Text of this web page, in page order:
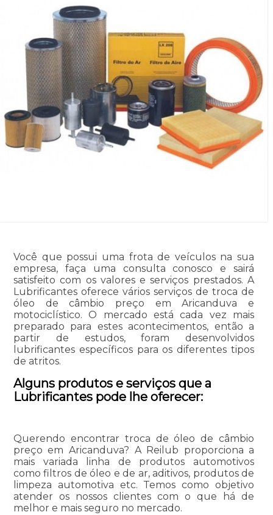
Você que possui uma frota de veículos na sua
empresa, faça uma consulta conosco e sairá
satisfeito com os valores e serviços prestados. A
Lubrificantes oferece vários serviços de troca de
óleo de câmbio preço em Aricanduva e
motociclístico. O mercado está cada vez mais
preparado para estes acontecimentos, então a
partir de estudos, foram desenvolvidos
lubrificantes específicos para os diferentes tipos
de atritos.
Alguns produtos e serviços que a
Lubrificantes pode lhe oferecer:
Querendo encontrar troca de óleo de câmbio
preço em Aricanduva? A Reilub proporciona a
mais variada linha de produtos automotivos
como filtros de óleo e de ar, aditivos, produtos de
limpeza automotiva etc. Temos como objetivo
atender os nossos clientes com o que há de
melhor e mais seguro no mercado.